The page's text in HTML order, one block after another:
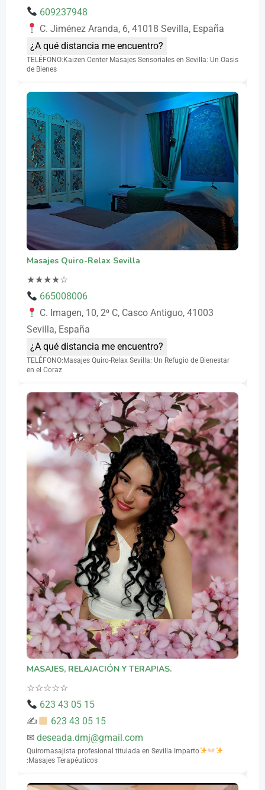
609237948
C. Jiménez Aranda, 6, 41018 Sevilla, España
¿A qué distancia me encuentro?
TELÉFONO:Kaizen Center Masajes Sensoriales en Sevilla: Un Oasis
de Bienes
Masajes Quiro-Relax Sevilla
★★★★☆
665008006
C. Imagen, 10, 2⁰ C, Casco Antiguo, 41003
Sevilla, España
¿A qué distancia me encuentro?
TELÉFONO:Masajes Quiro-Relax Sevilla: Un Refugio de Bienestar
en el Coraz
MASAJES, RELAJACIÓN Y TERAPIAS.
☆☆☆☆☆
623 43 05 15
✍
623 43 05 15
✉ deseada.dmj@gmail.com
Quiromasajista profesional titulada en Sevilla.Imparto
:Masajes Terapéuticos